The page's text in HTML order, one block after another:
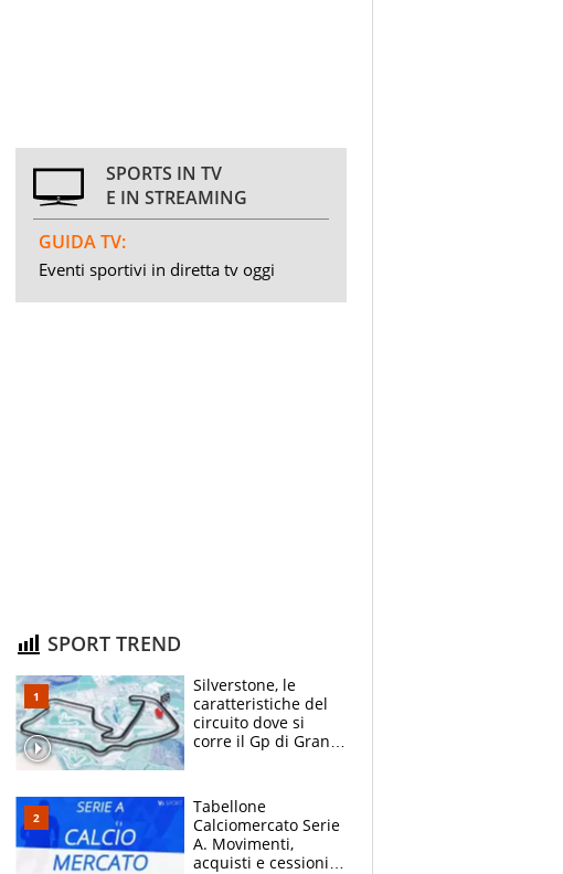
SPORTS IN TV
E IN STREAMING
GUIDA TV:
Eventi sportivi in diretta tv oggi
SPORT TREND
Silverstone, le
caratteristiche del
circuito dove si
corre il Gp di Gran
Tabellone
Calciomercato Serie
A. Movimenti,
acquisti e cessioni: